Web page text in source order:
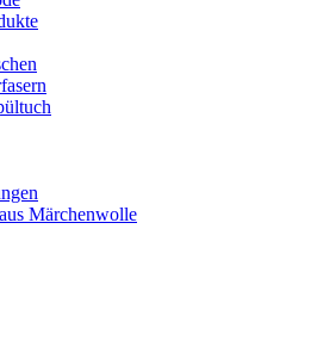
Märchenwolle